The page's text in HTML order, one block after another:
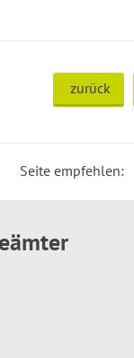
zurück
Seite empfehlen: